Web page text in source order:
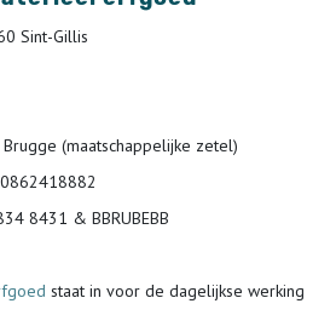
Sint-Gillis
(maatschappelijke zetel)
8431 & BBRUBEBB
staat in voor de dagelijkse werking